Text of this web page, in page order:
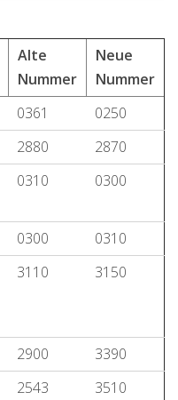
Alte
Nummer
Neue
Nummer
0361
0250
2880
2870
0310 0300
0300
0310
3110 3150
2900
3390
2543 3510